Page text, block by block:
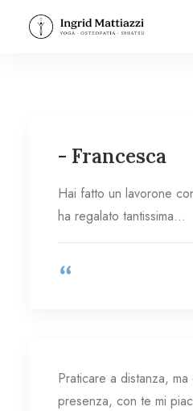
- Francesca
Hai fatto un lavorone
ha regalato tantissima…
Praticare a distanza,
presenza, con te mi